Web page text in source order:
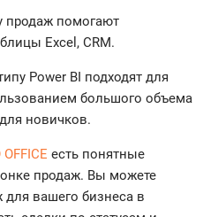
продаж помогают
Excel, CRM.
Power BI подходят для
большого объема
новичков.
есть понятные
продаж. Вы можете
вашего бизнеса в